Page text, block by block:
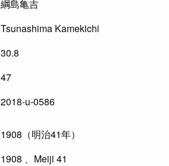
綱島亀吉
Tsunashima Kamekichi
30.8
47
2018-u-0586
1908（明治41年）
1908 、Meiji 41